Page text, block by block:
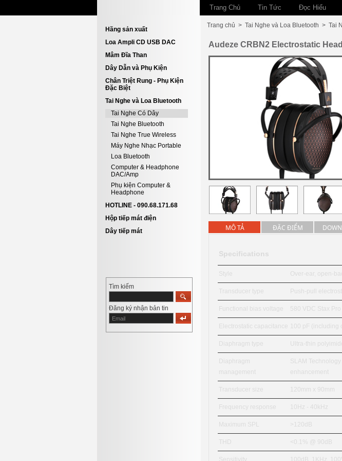
Trang Chủ Tin Tức Đọc Hiểu
Hãng sản xuất
Loa Ampli CD USB DAC
Mâm Đĩa Than
Dây Dẫn và Phụ Kiện
Chân Triệt Rung - Phụ Kiện
Đặc Biệt
Tai Nghe và Loa Bluetooth
Tai Nghe Có Dây
Tai Nghe Bluetooth
Tai Nghe True Wireless
Máy Nghe Nhạc Portable
Loa Bluetooth
Computer & Headphone
DAC/Amp
Phụ kiện Computer &
Headphone
HOTLINE - 090.68.171.68
Hộp tiếp mát điện
Dây tiếp mát
Tìm kiếm
Đăng ký nhận bản tin
Trang chủ > Tai Nghe và Loa Bluetooth > Tai
Audeze CRBN2 Electrostatic
MÔ TẢ ĐẶC ĐIỂM
Specifications
Style Over-ear, open-
Transducer type Push-pull
Functional bias voltage 580 VDC Stax Pro
Electrostatic capacitance 100 pF (including
Diaphragm type Ultra-thin
Diaphragm
management
SLAM
enhancement
Transducer size 120mm x 90mm
Frequency response 10Hz - 40kHz
Maximum SPL >120dB
THD <0.1% @ 90dB
Sensitivity 100dB, 1KHz,